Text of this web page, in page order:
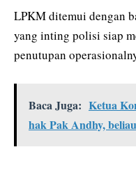
LPKM ditemui dengan
yang inting polisi siap
penutupan
Baca Juga: Ketua
hak Pak Andhy,